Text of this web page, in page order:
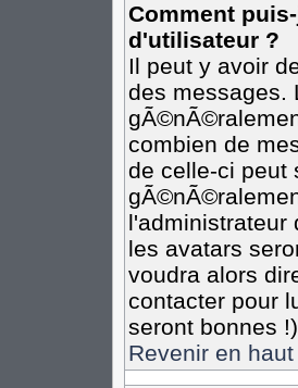
Comment
d'utilisateur ?
Il peut y avoir
des messages.
combien de
de celle-ci peut
l'administrateur
les avatars
voudra alors
contacter pour
seront bonnes
Revenir en